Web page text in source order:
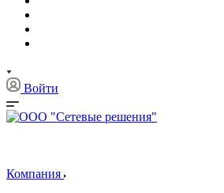
Войти
Компания